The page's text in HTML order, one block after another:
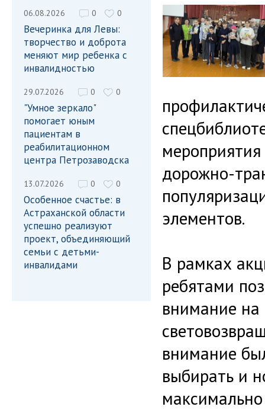
06.08.2026 0 0
Вечеринка для Левы:
творчество и доброта
меняют мир ребенка с
инвалидностью
29.07.2026 0 0
"Умное зеркало"
помогает юным
пациентам в
реабилитационном
центра Петрозаводска
13.07.2026 0 0
Особенное счастье: в
Астраханской области
успешно реализуют
проект, объединяющий
семьи с детьми-
инвалидами
дорожно-
элементов.
В рамках
ребятами
внимание на
внимание
выбирать и